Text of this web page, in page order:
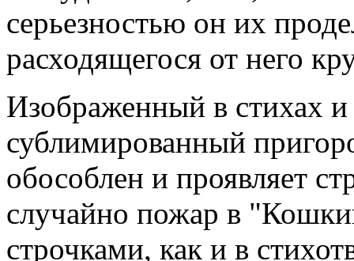
серьезностью он их
расходящегося от него
Изображенный в стихах
сублимированный
обособлен и проявляет
случайно пожар в
строчками, как и в